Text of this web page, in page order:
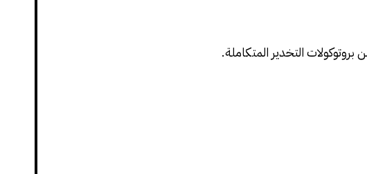
التخدير المتكاملة.